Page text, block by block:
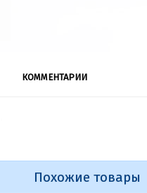
КОММЕНТАРИИ
Похожие товары